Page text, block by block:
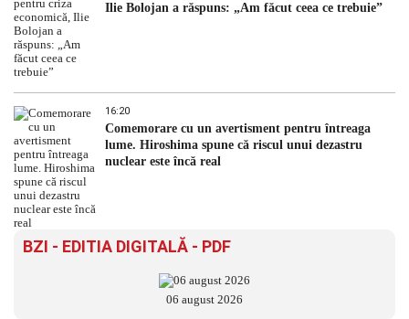
Ilie Bolojan a răspuns: „Am făcut ceea ce trebuie”
16:20
Comemorare cu un avertisment pentru întreaga
lume. Hiroshima spune că riscul unui dezastru
nuclear este încă real
BZI - EDITIA DIGITALĂ - PDF
06 august 2026